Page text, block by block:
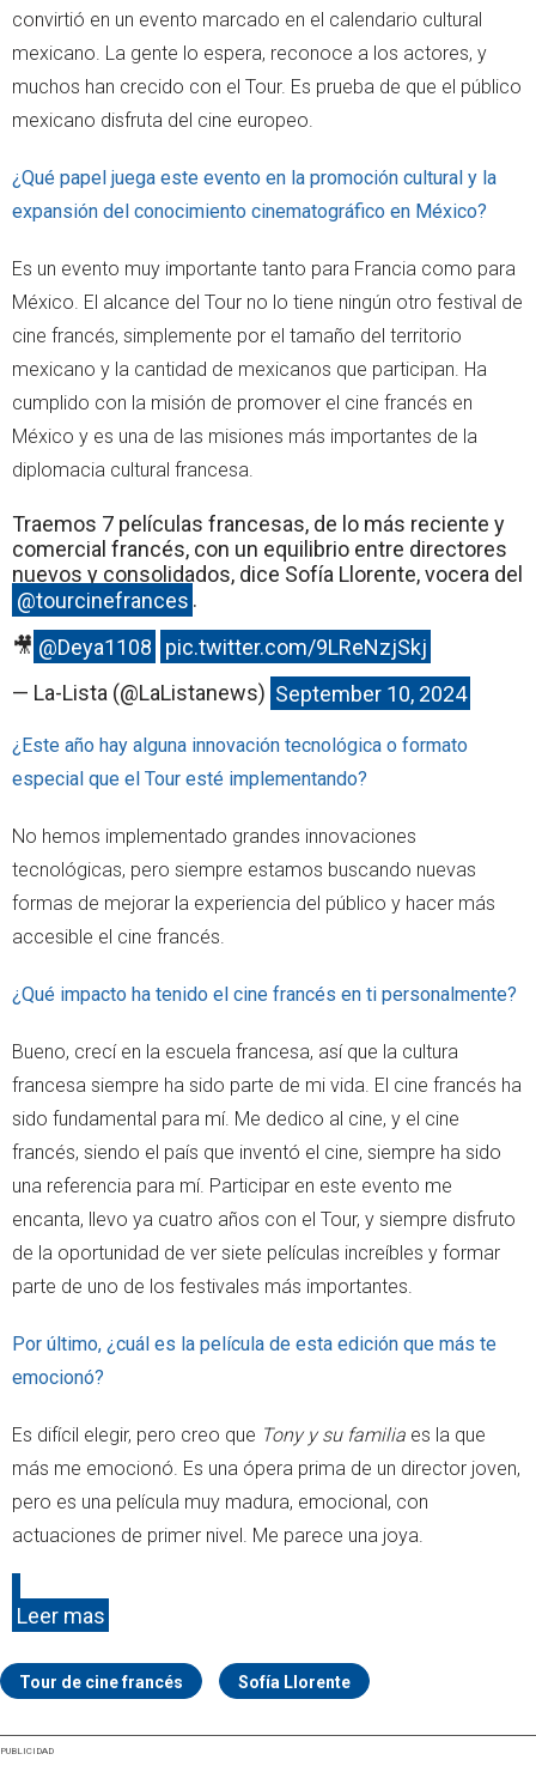
convirtió en un evento marcado en el calendario cultural
mexicano. La gente lo espera, reconoce a los actores, y
muchos han crecido con el Tour. Es prueba de que el público
mexicano disfruta del cine europeo.
¿Qué papel juega este evento en la promoción cultural y la
expansión del conocimiento cinematográfico en México?
Es un evento muy importante tanto para Francia como para
México. El alcance del Tour no lo tiene ningún otro festival de
cine francés, simplemente por el tamaño del territorio
mexicano y la cantidad de mexicanos que participan. Ha
cumplido con la misión de promover el cine francés en
México y es una de las misiones más importantes de la
diplomacia cultural francesa.
Traemos 7 películas francesas, de lo más reciente y
comercial francés, con un equilibrio entre directores
nuevos y consolidados, dice Sofía Llorente, vocera del
@tourcinefrances .
🎥 @Deya1108
pic.twitter.com/9LReNzjSkj
— La-Lista (@LaListanews) September 10, 2024
¿Este año hay alguna innovación tecnológica o formato
especial que el Tour esté implementando?
No hemos implementado grandes innovaciones
tecnológicas, pero siempre estamos buscando nuevas
formas de mejorar la experiencia del público y hacer más
accesible el cine francés.
¿Qué impacto ha tenido el cine francés en ti personalmente?
Bueno, crecí en la escuela francesa, así que la cultura
francesa siempre ha sido parte de mi vida. El cine francés ha
sido fundamental para mí. Me dedico al cine, y el cine
francés, siendo el país que inventó el cine, siempre ha sido
una referencia para mí. Participar en este evento me
encanta, llevo ya cuatro años con el Tour, y siempre disfruto
de la oportunidad de ver siete películas increíbles y formar
parte de uno de los festivales más importantes.
Por último, ¿cuál es la película de esta edición que más te
emocionó?
Es difícil elegir, pero creo que Tony y su familia es la que
más me emocionó. Es una ópera prima de un director joven,
pero es una película muy madura, emocional, con
actuaciones de primer nivel. Me parece una joya.
Leer mas
Tour de cine francés Sofía Llorente
PUBLICIDAD